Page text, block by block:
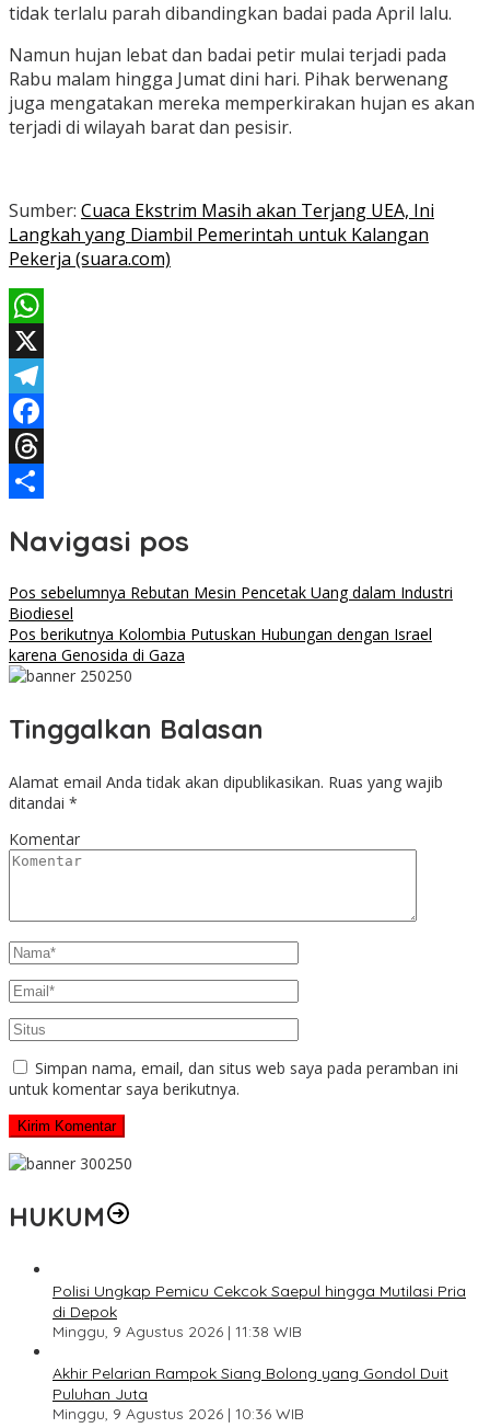
tidak terlalu parah dibandingkan badai pada April lalu.
Namun hujan lebat dan badai petir mulai terjadi pada
Rabu malam hingga Jumat dini hari. Pihak berwenang
juga mengatakan mereka memperkirakan hujan es akan
terjadi di wilayah barat dan pesisir.
Sumber: Cuaca Ekstrim Masih akan Terjang UEA, Ini
Langkah yang Diambil Pemerintah untuk Kalangan
Pekerja (suara.com)
WhatsApp
X
Telegram
Facebook
Threads
Navigasi pos
Pos sebelumnya Rebutan Mesin Pencetak Uang dalam Industri
Biodiesel
Pos berikutnya Kolombia Putuskan Hubungan dengan Israel
karena Genosida di Gaza
Tinggalkan Balasan
Alamat email Anda tidak akan dipublikasikan. Ruas yang wajib
ditandai *
Komentar
Simpan nama, email, dan situs web saya pada peramban ini
untuk komentar saya berikutnya.
HUKUM
Polisi Ungkap Pemicu Cekcok Saepul hingga Mutilasi Pria
di Depok
Minggu, 9 Agustus 2026 | 11:38 WIB
Akhir Pelarian Rampok Siang Bolong yang Gondol Duit
Puluhan Juta
Minggu, 9 Agustus 2026 | 10:36 WIB